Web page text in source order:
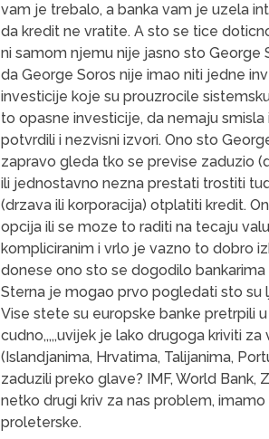
vam je trebalo, a banka vam je uzela
da kredit ne vratite. A sto se tice
ni samom njemu nije jasno sto George
da George Soros nije imao niti jedne
investicije koje su prouzrocile
to opasne investicije, da nemaju
potvrdili i nezvisni izvori. Ono sto
zapravo gleda tko se previse zaduzio
ili jednostavno nezna prestati trostiti
(drzava ili korporacija) otplatiti kredit.
opcija ili se moze to raditi na tecaju
kompliciranim i vrlo je vazno to dobro
donese ono sto se dogodilo
Sterna je mogao prvo pogledati sto su
Vise stete su europske banke pretrpili
cudno,,,,,uvijek je lako drugoga kriviti
(Islandjanima, Hrvatima, Talijanima,
zaduzili preko glave? IMF, World Bank,
netko drugi kriv za nas problem,
proleterske.